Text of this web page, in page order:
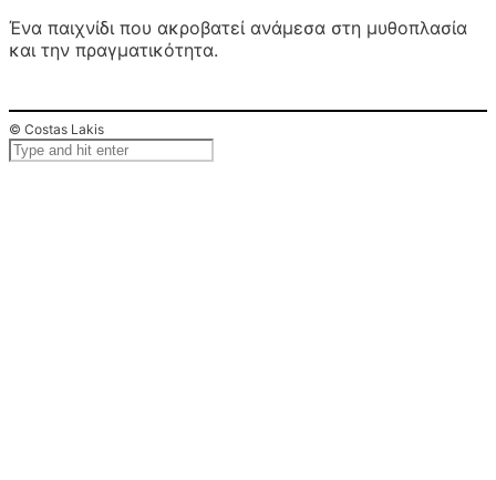
Ένα παιχνίδι που ακροβατεί ανάμεσα στη μυθοπλασία
και την πραγματικότητα.
© Costas Lakis